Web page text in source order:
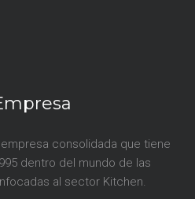
consolidada que tiene
dentro del mundo de las
al sector Kitchen.